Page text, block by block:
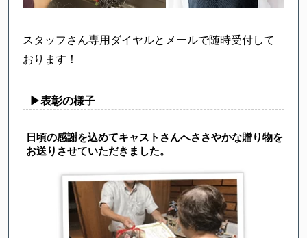
スタッフさん専用ダイヤルとメールで随時受付して
おります！
▶︎表彰の様子
日頃の感謝を込めてキャストさんへささやかな贈り物を
お送りさせていただきました。